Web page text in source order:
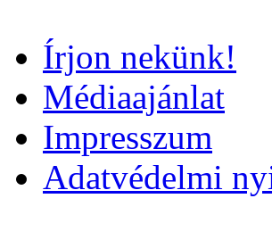
Írjon nekünk!
Médiaajánlat
Impresszum
Adatvédelmi